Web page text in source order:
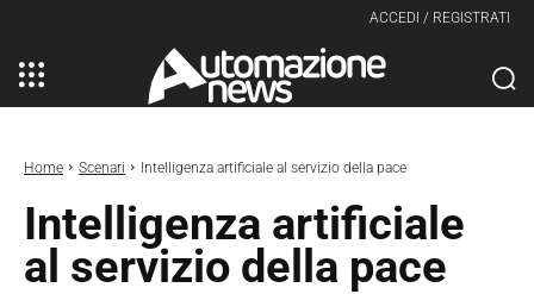
ACCEDI / REGISTRATI
Home Scenari Intelligenza artificiale al servizio della pace
Intelligenza artificiale
al servizio della pace